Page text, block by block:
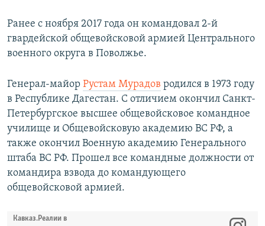
Ранее с ноября 2017 года он командовал 2-й
гвардейской общевойсковой армией Центрального
военного округа в Поволжье.
Генерал-майор Рустам Мурадов родился в 1973 году
в Республике Дагестан. С отличием окончил Санкт-
Петербургское высшее общевойсковое командное
училище и Общевойсковую академию ВС РФ, а
также окончил Военную академию Генерального
штаба ВС РФ. Прошел все командные должности от
командира взвода до командующего
общевойсковой армией.
Кавказ.Реалии в